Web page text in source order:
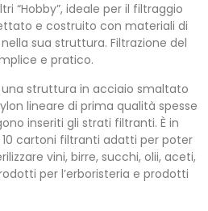
“Hobby”, ideale per il filtraggio
e costruito con materiali di
sua struttura. Filtrazione del
e pratico.
una struttura in acciaio smaltato
lineare di prima qualità spesse
inseriti gli strati filtranti. È in
cartoni filtranti adatti per poter
vini, birre, succhi, olii, aceti,
per l’erboristeria e prodotti